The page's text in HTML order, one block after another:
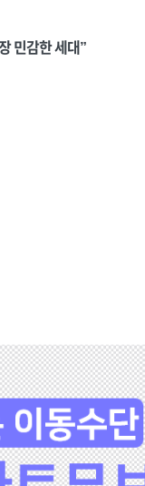
민감한 세대”